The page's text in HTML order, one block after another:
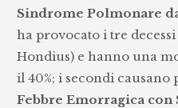
Sindrome Polmonare
ha provocato i tre
Hondius) e hanno una
il 40%; i secondi
Febbre Emorragica con